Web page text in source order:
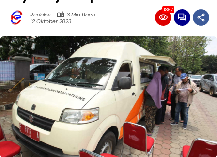
Redaksi
3 Min Baca
12 Oktober 2023
1867